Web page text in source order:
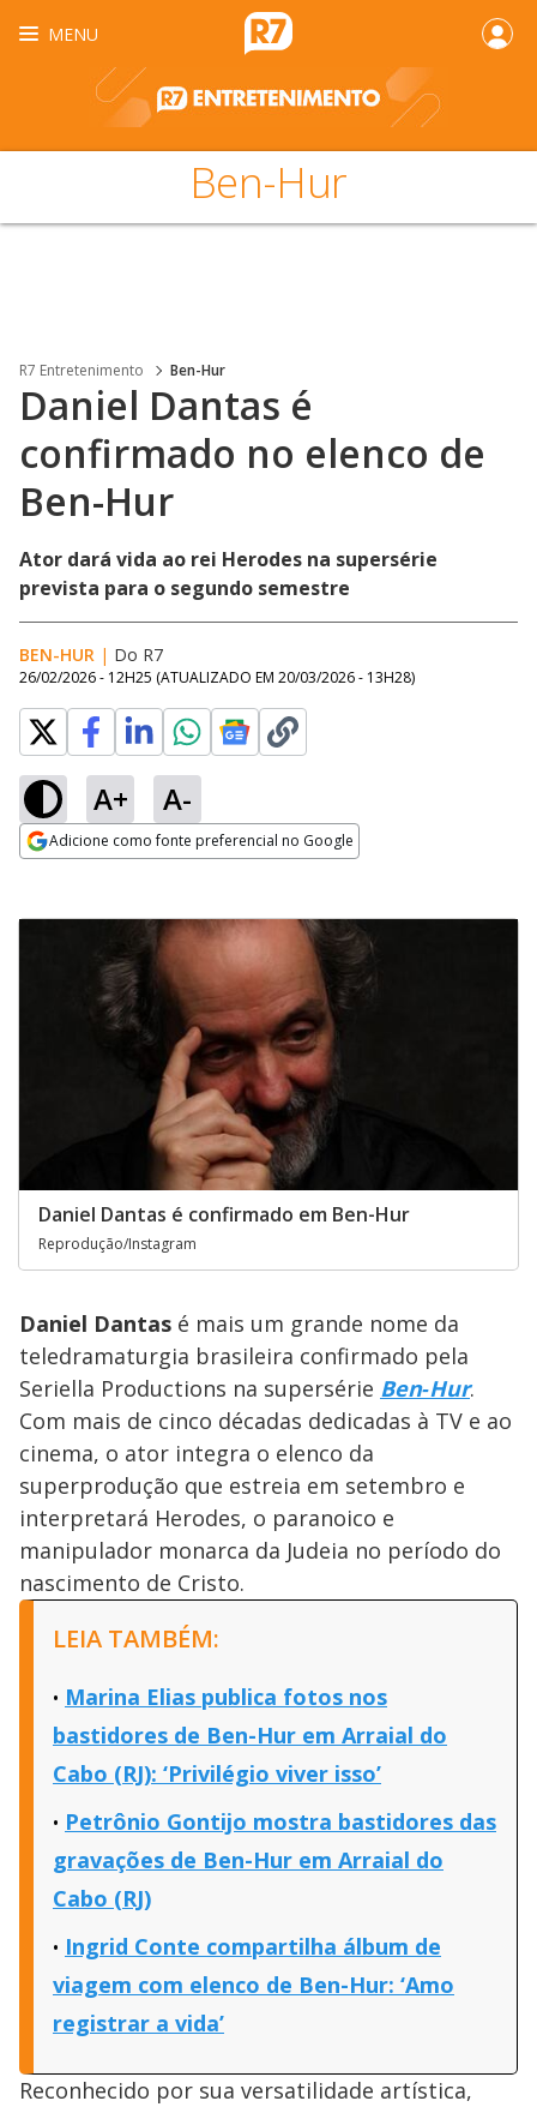
MENU
Ben-Hur
R7 Entretenimento Ben-Hur
Daniel Dantas é
confirmado no elenco de
Ben-Hur
Ator dará vida ao rei Herodes na supersérie
prevista para o segundo semestre
BEN-HUR | Do R7
26/02/2026 - 12H25 (ATUALIZADO EM 20/03/2026 - 13H28)
A+ A-
Adicione como fonte preferencial no Google
Daniel Dantas é confirmado em Ben-Hur
Reprodução/Instagram
Daniel Dantas é mais um grande nome da
teledramaturgia brasileira confirmado pela
Seriella Productions na supersérie Ben‑Hur.
Com mais de cinco décadas dedicadas à TV e ao
cinema, o ator integra o elenco da
superprodução que estreia em setembro e
interpretará Herodes, o paranoico e
manipulador monarca da Judeia no período do
nascimento de Cristo.
LEIA TAMBÉM:
Marina Elias publica fotos nos
bastidores de Ben-Hur em Arraial do
Cabo (RJ): ‘Privilégio viver isso’
Petrônio Gontijo mostra bastidores das
gravações de Ben-Hur em Arraial do
Cabo (RJ)
Ingrid Conte compartilha álbum de
viagem com elenco de Ben-Hur: ‘Amo
registrar a vida’
Reconhecido por sua versatilidade artística,